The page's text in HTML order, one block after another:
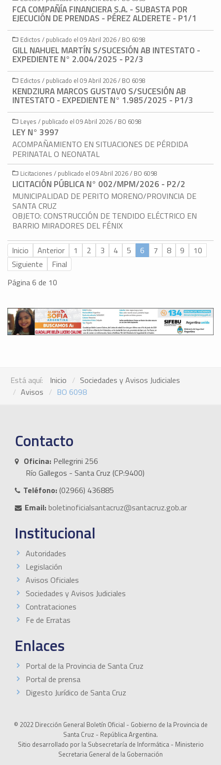
FCA COMPAÑÍA FINANCIERA S.A. - SUBASTA POR
EJECUCIÓN DE PRENDAS - PÉREZ ALDERETE - P1/1
Edictos / publicado el 09 Abril 2026 / BO 6098
GILL NAHUEL MARTÍN S/SUCESIÓN AB INTESTATO -
EXPEDIENTE N° 2.004/2025 - P2/3
Edictos / publicado el 09 Abril 2026 / BO 6098
KENDZIURA MARCOS GUSTAVO S/SUCESIÓN AB
INTESTATO - EXPEDIENTE N° 1.985/2025 - P1/3
Leyes / publicado el 09 Abril 2026 / BO 6098
LEY N° 3997
ACOMPAÑAMIENTO EN SITUACIONES DE PÉRDIDA
PERINATAL O NEONATAL
Licitaciones / publicado el 09 Abril 2026 / BO 6098
LICITACIÓN PÚBLICA N° 002/MPM/2026 - P2/2
MUNICIPALIDAD DE PERITO MORENO/PROVINCIA DE
SANTA CRUZ
OBJETO: CONSTRUCCIÓN DE TENDIDO ELÉCTRICO EN
BARRIO MIRADORES DEL FÉNIX
Inicio Anterior 1 2 3 4 5 6 7 8 9
10
Siguiente
Final
Página 6 de 10
Está aquí: Inicio
Sociedades y Avisos Judiciales
Avisos
BO 6098
Contacto
Oficina: Pellegrini 256
Río Gallegos - Santa Cruz (CP:9400)
Teléfono:(02966) 436885
Email:boletinoficialsantacruz@santacruz.gob.ar
Institucional
Autoridades
Legislación
Avisos Oficiales
Sociedades y Avisos Judiciales
Contrataciones
Fe de Erratas
Enlaces
Portal de la Provincia de Santa Cruz
Portal de prensa
Digesto Jurídico de Santa Cruz
© 2022 Dirección General Boletín Oficial - Gobierno de la Provincia de
Santa Cruz - República Argentina.
Sitio desarrollado por la Subsecretaría de Informática - Ministerio
Secretaria General de la Gobernación